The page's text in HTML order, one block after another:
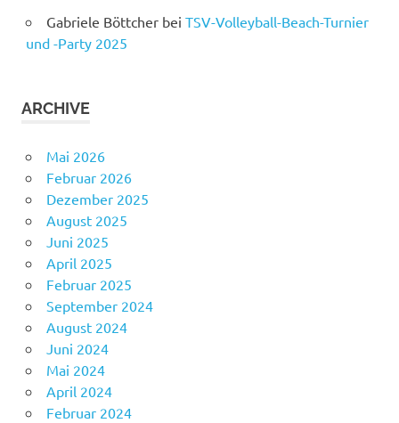
Gabriele Böttcherbei TSV-Volleyball-Beach-Turnier
und -Party 2025
ARCHIVE
Mai 2026
Februar 2026
Dezember 2025
August 2025
Juni 2025
April 2025
Februar 2025
September 2024
August 2024
Juni 2024
Mai 2024
April 2024
Februar 2024